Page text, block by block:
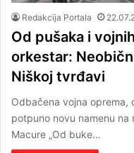
Redakcija Portala
Od pušaka i
orkestar:
Niškoj tvrđavi
Odbačena vojna oprema,
potpuno novu namenu
Macure „Od buke…